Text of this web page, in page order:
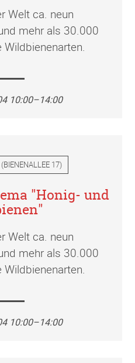
Welt ca. neun
mehr als 30.000
10:00–14:00
(BIENENALLEE 17)
"Honig- und
Welt ca. neun
mehr als 30.000
10:00–14:00